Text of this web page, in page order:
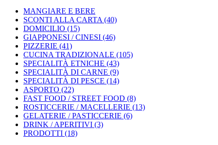
MANGIARE E BERE
SCONTI ALLA CARTA (40)
DOMICILIO (15)
GIAPPONESI / CINESI (46)
PIZZERIE (41)
CUCINA TRADIZIONALE (105)
SPECIALITÀ ETNICHE (43)
SPECIALITÀ DI CARNE (9)
SPECIALITÀ DI PESCE (14)
ASPORTO (22)
FAST FOOD / STREET FOOD (8)
ROSTICCERIE / MACELLERIE (13)
GELATERIE / PASTICCERIE (6)
DRINK / APERITIVI (3)
PRODOTTI (18)